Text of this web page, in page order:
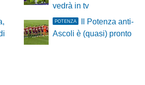
vedrà in tv
POTENZA
Il Potenza anti-
Ascoli è (quasi) pronto